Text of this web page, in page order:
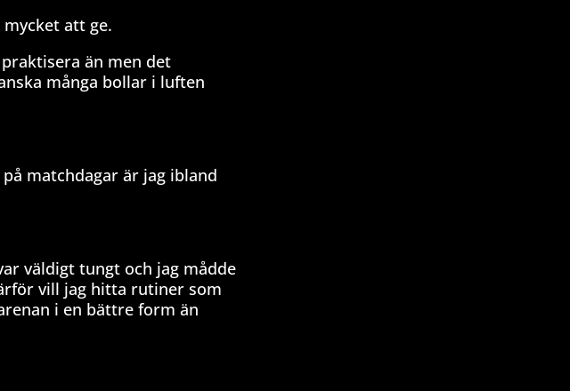
att ge.
än men det
många bollar i luften
matchdagar är jag ibland
väldigt tungt och jag mådde
vill jag hitta rutiner som
i en bättre form än